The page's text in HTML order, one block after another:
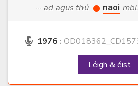
··· ad agus thú naoi
1976 :
Léigh & éist